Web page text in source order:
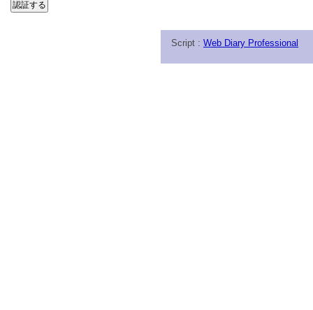
Script : Web Diary Professional